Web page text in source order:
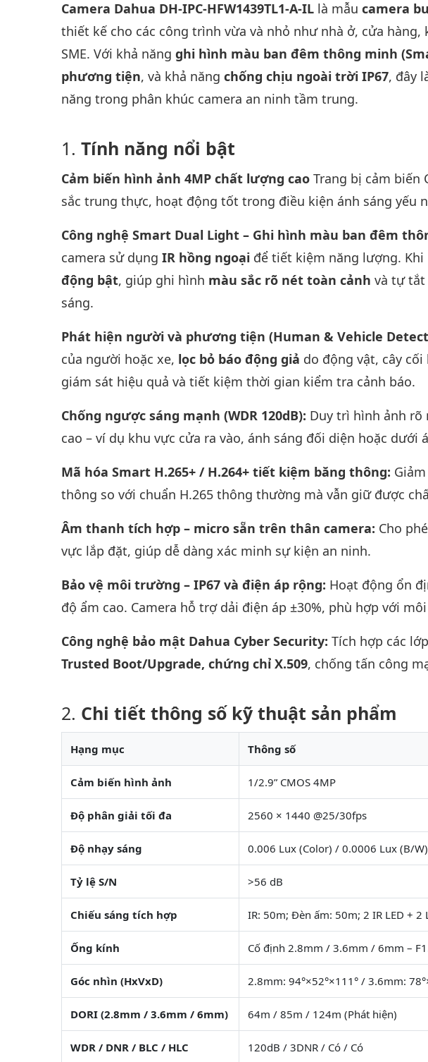
Camera Dahua DH-IPC-HFW1439TL1-A-IL là mẫu camera
thiết kế cho các công trình vừa và nhỏ như nhà ở, cửa
SME. Với khả năng ghi hình màu ban đêm thông minh
phương tiện, và khả năng chống chịu ngoài trời IP67, đây
năng trong phân khúc camera an ninh tầm trung.
Tính năng nổi bật
Cảm biến hình ảnh 4MP chất lượng cao Trang bị cảm biến
sắc trung thực, hoạt động tốt trong điều kiện ánh sáng yếu
Công nghệ Smart Dual Light – Ghi hình màu ban đêm
camera sử dụng IR hồng ngoại để tiết kiệm năng lượng.
động bật, giúp ghi hình màu sắc rõ nét toàn cảnh và tự tắt
sáng.
Phát hiện người và phương tiện (Human & Vehicle
của người hoặc xe, lọc bỏ báo động giả do động vật, cây
giám sát hiệu quả và tiết kiệm thời gian kiểm tra cảnh báo.
Chống ngược sáng mạnh (WDR 120dB): Duy trì hình ảnh
cao – ví dụ khu vực cửa ra vào, ánh sáng đối diện hoặc dưới
Mã hóa Smart H.265+ / H.264+ tiết kiệm băng thông:
thông so với chuẩn H.265 thông thường mà vẫn giữ được
Âm thanh tích hợp – micro sẵn trên thân camera: Cho
vực lắp đặt, giúp dễ dàng xác minh sự kiện an ninh.
Bảo vệ môi trường – IP67 và điện áp rộng: Hoạt động ổn
độ ẩm cao. Camera hỗ trợ dải điện áp ±30%, phù hợp với
Công nghệ bảo mật Dahua Cyber Security: Tích hợp các
Trusted Boot/Upgrade, chứng chỉ X.509, chống tấn công
Chi tiết thông số kỹ thuật sản phẩm
Hạng mục Thông số
Cảm biến hình ảnh 1/2.9” CMOS 4MP
Độ phân giải tối đa 2560 × 1440 @25/30fps
Độ nhạy sáng 0.006 Lux (Color) / 0.0006 Lux (B/
Tỷ lệ S/N >56 dB
Chiếu sáng tích hợp IR: 50m; Đèn ấm: 50m; 2 IR LED + 2
Ống kính Cố định 2.8mm / 3.6mm / 6mm –
Góc nhìn (HxVxD) 2.8mm: 94°×52°×111° / 3.6mm:
DORI (2.8mm / 3.6mm / 6mm) 64m / 85m / 124m (Phát hiện)
WDR / DNR / BLC / HLC 120dB / 3DNR / Có / Có